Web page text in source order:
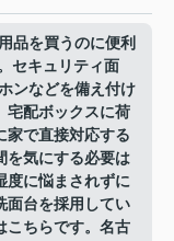
品を買うのに便利
セキュリティ面
ンなどを備え付け
宅配ボックスに荷
家で直接対応する
を気にする必要は
度に悩まされずに
面台を採用してい
こちらです。名古